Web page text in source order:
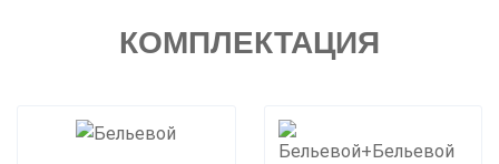
КОМПЛЕКТАЦИЯ